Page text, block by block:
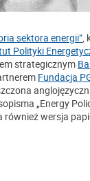
sektora energii”,
Polityki
strategicznym
Fundacja
„Energy
również wersja